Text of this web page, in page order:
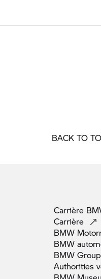
BACK TO
Carrière
Carrière
BMW
BMW
BMW Group
Authorities